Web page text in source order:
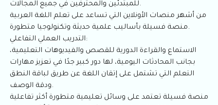
للمبتدئين والمحترفين في جميع المجالات.
من أشهر منصات الأونلاين التي تساعد على تعلم اللغة العربية
منصة فسيلة بأساليب علمية حديثة وتكنولوجيا متطورة.
التدريب العملي التفاعلي:
الاستماع والقراءة الدورية للقصص والفيديوهات التعليمية،
بجانب المحادثات اليومية، لها دور كبير جدًا في تعزيز مهارات
التعلم التي تشتمل على إتقان اللغة عن طريق لباقة النطق
ودقة الوصف.
منصة فسيلة تعتمد على وسائل تعليمية متطورة أكثر تفاعلية